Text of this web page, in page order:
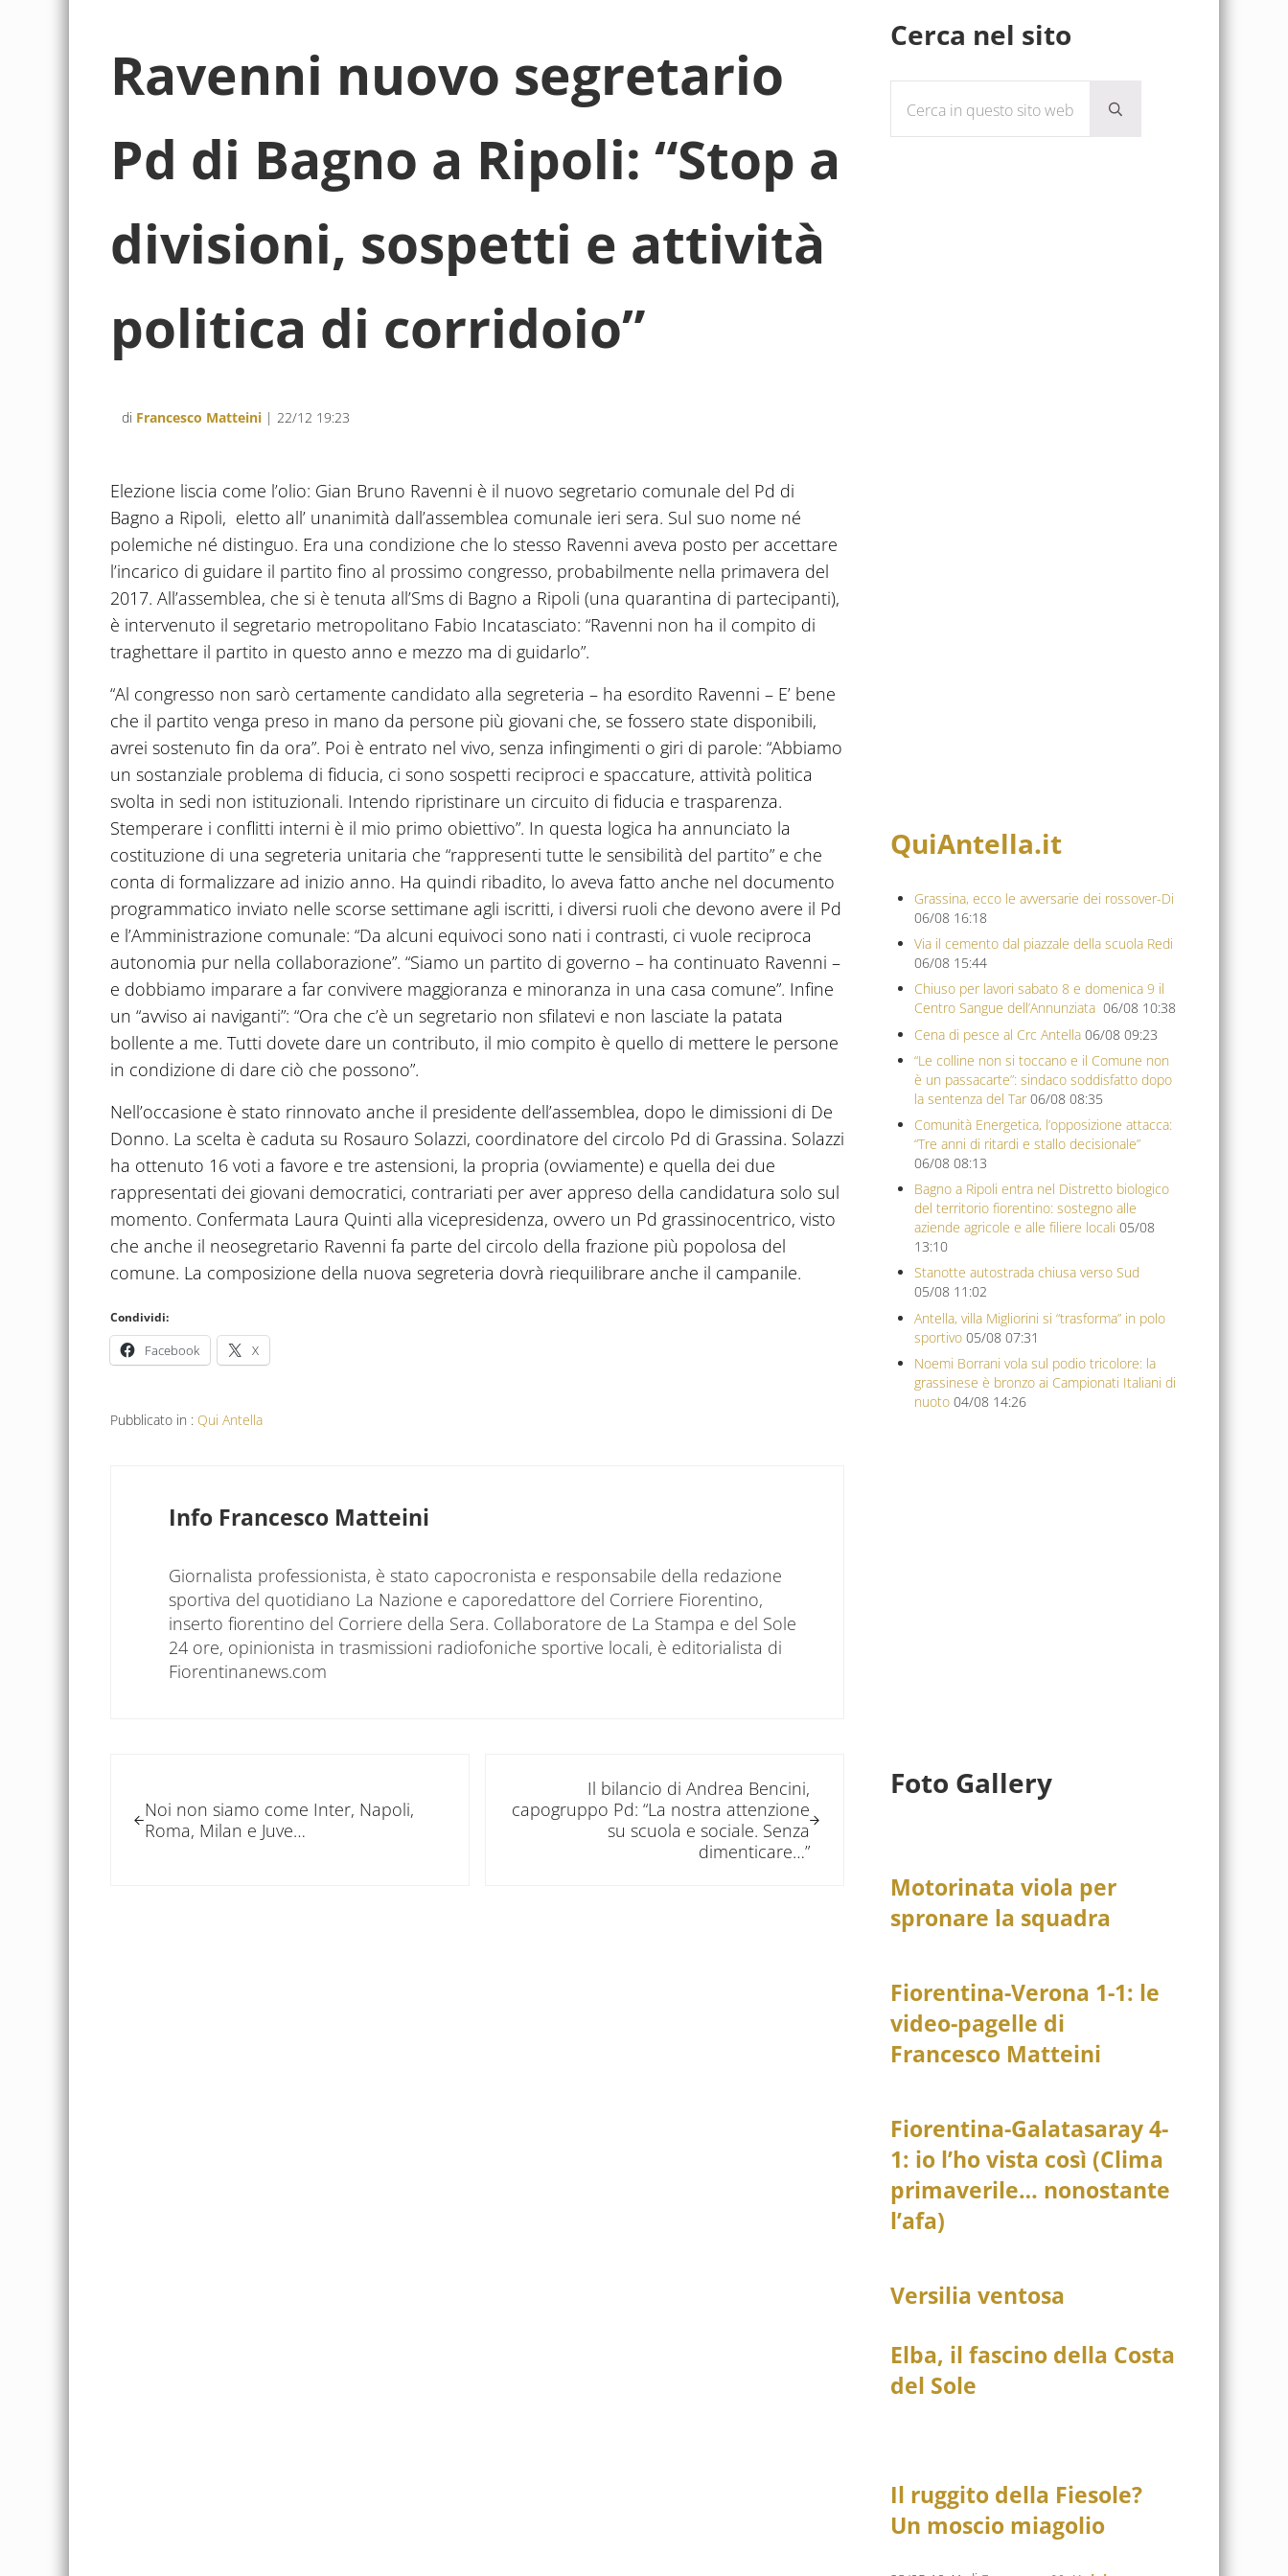
Ravenni nuovo segretario
Pd di Bagno a Ripoli: “Stop a
divisioni, sospetti e attività
politica di corridoio”
di Francesco Matteini | 22/12 19:23
Elezione liscia come l’olio: Gian Bruno Ravenni è il nuovo segretario comunale del Pd di
Bagno a Ripoli, eletto all’ unanimità dall’assemblea comunale ieri sera. Sul suo nome né
polemiche né distinguo. Era una condizione che lo stesso Ravenni aveva posto per accettare
l’incarico di guidare il partito fino al prossimo congresso, probabilmente nella primavera del
2017. All’assemblea, che si è tenuta all’Sms di Bagno a Ripoli (una quarantina di partecipanti),
è intervenuto il segretario metropolitano Fabio Incatasciato: “Ravenni non ha il compito di
traghettare il partito in questo anno e mezzo ma di guidarlo”.
“Al congresso non sarò certamente candidato alla segreteria – ha esordito Ravenni – E’ bene
che il partito venga preso in mano da persone più giovani che, se fossero state disponibili,
avrei sostenuto fin da ora”. Poi è entrato nel vivo, senza infingimenti o giri di parole: “Abbiamo
un sostanziale problema di fiducia, ci sono sospetti reciproci e spaccature, attività politica
svolta in sedi non istituzionali. Intendo ripristinare un circuito di fiducia e trasparenza.
Stemperare i conflitti interni è il mio primo obiettivo”. In questa logica ha annunciato la
costituzione di una segreteria unitaria che “rappresenti tutte le sensibilità del partito” e che
conta di formalizzare ad inizio anno. Ha quindi ribadito, lo aveva fatto anche nel documento
programmatico inviato nelle scorse settimane agli iscritti, i diversi ruoli che devono avere il Pd
e l’Amministrazione comunale: “Da alcuni equivoci sono nati i contrasti, ci vuole reciproca
autonomia pur nella collaborazione”. “Siamo un partito di governo – ha continuato Ravenni –
e dobbiamo imparare a far convivere maggioranza e minoranza in una casa comune”. Infine
un “avviso ai naviganti”: “Ora che c’è un segretario non sfilatevi e non lasciate la patata
bollente a me. Tutti dovete dare un contributo, il mio compito è quello di mettere le persone
in condizione di dare ciò che possono”.
Nell’occasione è stato rinnovato anche il presidente dell’assemblea, dopo le dimissioni di De
Donno. La scelta è caduta su Rosauro Solazzi, coordinatore del circolo Pd di Grassina. Solazzi
ha ottenuto 16 voti a favore e tre astensioni, la propria (ovviamente) e quella dei due
rappresentati dei giovani democratici, contrariati per aver appreso della candidatura solo sul
momento. Confermata Laura Quinti alla vicepresidenza, ovvero un Pd grassinocentrico, visto
che anche il neosegretario Ravenni fa parte del circolo della frazione più popolosa del
comune. La composizione della nuova segreteria dovrà riequilibrare anche il campanile.
Condividi:
Facebook X
Pubblicato in : Qui Antella
Info Francesco Matteini
Giornalista professionista, è stato capocronista e responsabile della redazione
sportiva del quotidiano La Nazione e caporedattore del Corriere Fiorentino,
inserto fiorentino del Corriere della Sera. Collaboratore de La Stampa e del Sole
24 ore, opinionista in trasmissioni radiofoniche sportive locali, è editorialista di
Fiorentinanews.com
Noi non siamo come Inter, Napoli,
Roma, Milan e Juve…
Il bilancio di Andrea Bencini,
capogruppo Pd: “La nostra attenzione
su scuola e sociale. Senza
dimenticare…”
Cerca nel sito
Submit search
QuiAntella.it
Grassina, ecco le avversarie dei rossover-Di
06/08 16:18
Via il cemento dal piazzale della scuola Redi
06/08 15:44
Chiuso per lavori sabato 8 e domenica 9 il
Centro Sangue dell’Annunziata 06/08 10:38
Cena di pesce al Crc Antella 06/08 09:23
“Le colline non si toccano e il Comune non
è un passacarte”: sindaco soddisfatto dopo
la sentenza del Tar 06/08 08:35
Comunità Energetica, l’opposizione attacca:
“Tre anni di ritardi e stallo decisionale”
06/08 08:13
Bagno a Ripoli entra nel Distretto biologico
del territorio fiorentino: sostegno alle
aziende agricole e alle filiere locali 05/08
13:10
Stanotte autostrada chiusa verso Sud
05/08 11:02
Antella, villa Migliorini si “trasforma” in polo
sportivo 05/08 07:31
Noemi Borrani vola sul podio tricolore: la
grassinese è bronzo ai Campionati Italiani di
nuoto 04/08 14:26
Foto Gallery
Motorinata viola per
spronare la squadra
Fiorentina-Verona 1-1: le
video-pagelle di
Francesco Matteini
Fiorentina-Galatasaray 4-
1: io l’ho vista così (Clima
primaverile… nonostante
l’afa)
Versilia ventosa
Elba, il fascino della Costa
del Sole
Il ruggito della Fiesole?
Un moscio miagolio